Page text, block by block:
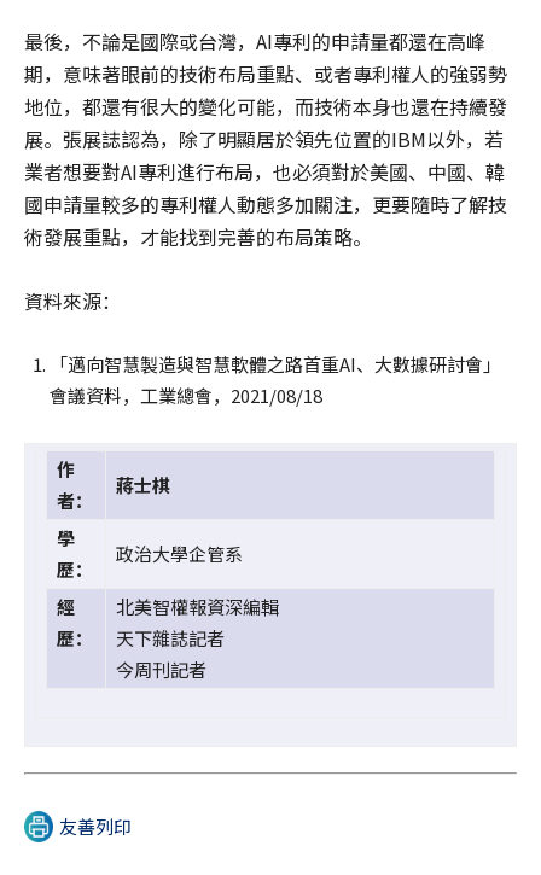
最後，不論是國際或台灣，AI專利的申請量都還在高峰
期，意味著眼前的技術布局重點、或者專利權人的強弱勢
地位，都還有很大的變化可能，而技術本身也還在持續發
展。張展誌認為，除了明顯居於領先位置的IBM以外，若
業者想要對AI專利進行布局，也必須對於美國、中國、韓
國申請量較多的專利權人動態多加關注，更要隨時了解技
術發展重點，才能找到完善的布局策略。
資料來源：
「邁向智慧製造與智慧軟體之路首重AI、大數據研討會」
會議資料，工業總會，2021/08/18
作
者：
蔣士棋
學
歷：
政治大學企管系
經
歷：
北美智權報資深編輯
天下雜誌記者
今周刊記者
友善列印